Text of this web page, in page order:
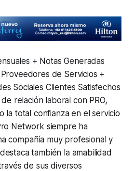
+ Notas Generadas
de Servicios +
Sociales Clientes Satisfechos
de relación laboral con PRO,
la total confianza en el servicio
Network siempre ha
compañía muy profesional y
también la amabilidad
de sus diversos